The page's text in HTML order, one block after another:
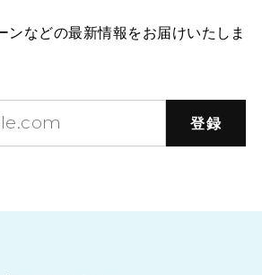
ンなどの最新情報をお届けいたしま
登録